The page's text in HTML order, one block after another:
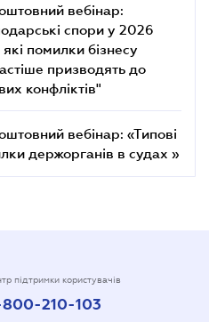
вебінар:
спори у 2026
які помилки бізнесу
призводять до
конфліктів"
вебінар: «Типові
держорганів в судах »
підтримки користувачів
210-103